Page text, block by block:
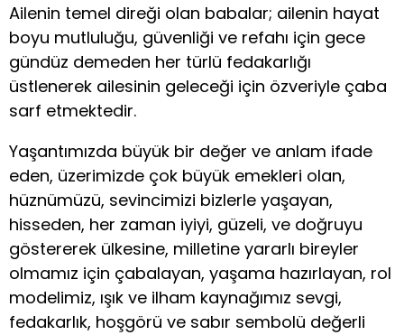
Ailenin temel direği olan babalar; ailenin hayat
boyu mutluluğu, güvenliği ve refahı için gece
gündüz demeden her türlü fedakarlığı
üstlenerek ailesinin geleceği için özveriyle çaba
sarf etmektedir.
Yaşantımızda büyük bir değer ve anlam ifade
eden, üzerimizde çok büyük emekleri olan,
hüznümüzü, sevincimizi bizlerle yaşayan,
hisseden, her zaman iyiyi, güzeli, ve doğruyu
göstererek ülkesine, milletine yararlı bireyler
olmamız için çabalayan, yaşama hazırlayan, rol
modelimiz, ışık ve ilham kaynağımız sevgi,
fedakarlık, hoşgörü ve sabır sembolü değerli